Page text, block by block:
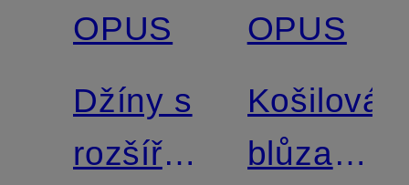
OPUS
Džíny s
rozšířenými
OPUS
Košilová
blůza